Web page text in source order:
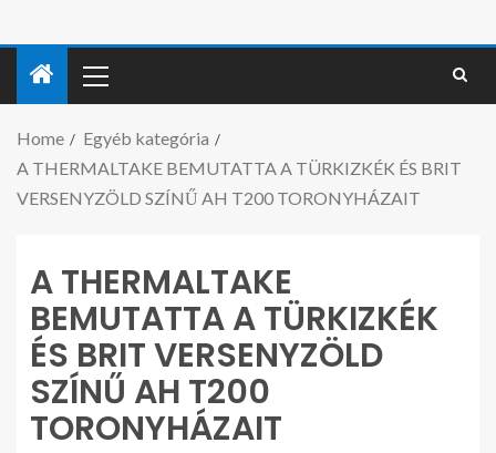
Home
Egyéb kategória
A THERMALTAKE BEMUTATTA A TÜRKIZKÉK ÉS BRIT
VERSENYZÖLD SZÍNŰ AH T200 TORONYHÁZAIT
A THERMALTAKE
BEMUTATTA A TÜRKIZKÉK
ÉS BRIT VERSENYZÖLD
SZÍNŰ AH T200
TORONYHÁZAIT